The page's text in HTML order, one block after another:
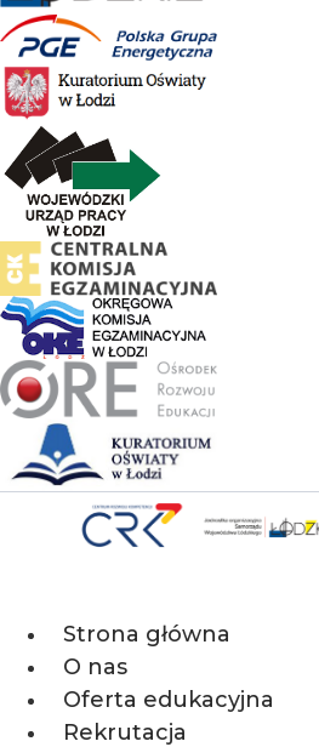
Strona główna
O nas
Oferta edukacyjna
Rekrutacja